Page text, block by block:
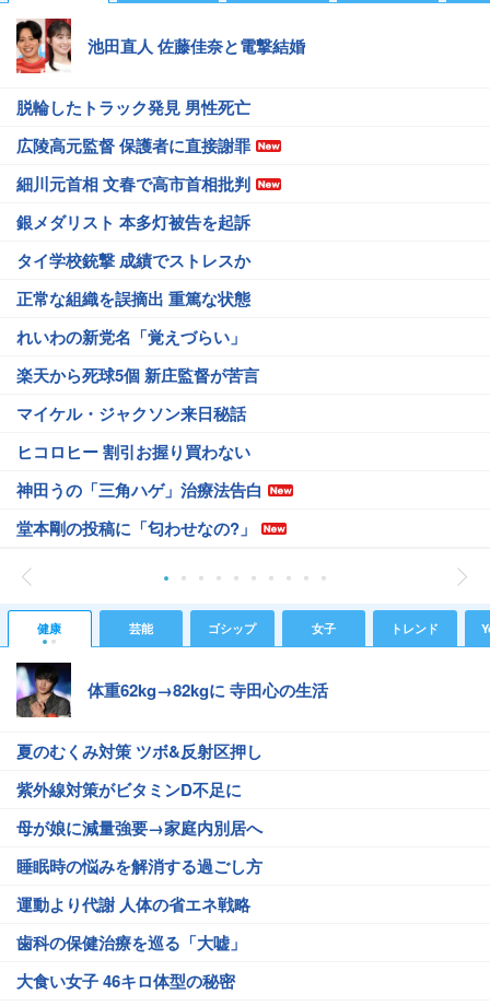
池田直人 佐藤佳奈と電撃結婚
脱輪したトラック発見 男性死亡
広陵高元監督 保護者に直接謝罪
細川元首相 文春で高市首相批判
銀メダリスト 本多灯被告を起訴
タイ学校銃撃 成績でストレスか
正常な組織を誤摘出 重篤な状態
れいわの新党名「覚えづらい」
楽天から死球5個 新庄監督が苦言
マイケル・ジャクソン来日秘話
ヒコロヒー 割引お握り買わない
神田うの「三角ハゲ」治療法告白
堂本剛の投稿に「匂わせなの?」
健康 芸能 ゴシップ 女子 トレンド
体重62kg→82kgに 寺田心の生活
夏のむくみ対策 ツボ&反射区押し
紫外線対策がビタミンD不足に
母が娘に減量強要→家庭内別居へ
睡眠時の悩みを解消する過ごし方
運動より代謝 人体の省エネ戦略
歯科の保健治療を巡る「大嘘」
大食い女子 46キロ体型の秘密